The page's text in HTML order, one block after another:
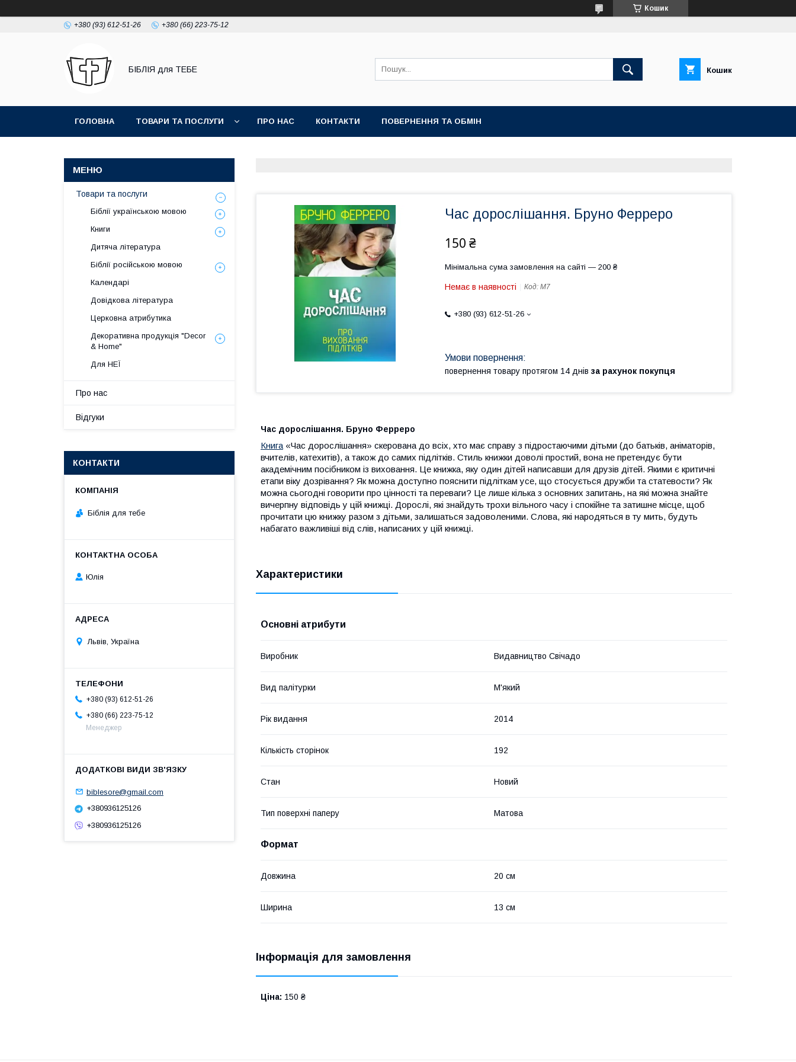
Кошик
+380 (93) 612-51-26 +380 (66) 223-75-12
БІБЛІЯ для ТЕБЕ Кошик
ГОЛОВНА ТОВАРИ ТА ПОСЛУГИ ПРО НАС КОНТАКТИ ПОВЕРНЕННЯ ТА ОБМІН
Час дорослішання. Бруно Ферреро
150 ₴
Мінімальна сума замовлення на сайті — 200 ₴
Немає в наявності Код: М7
+380 (93) 612-51-26
повернення товару протягом 14 днів за рахунок покупця
Час дорослішання. Бруно Ферреро
Книга «Час дорослішання» скерована до всіх, хто має справу з підростаючими дітьми (до батьків, аніматорів,
вчителів, катехитів), а також до самих підлітків. Стиль книжки доволі простий, вона не претендує бути
академічним посібником із виховання. Це книжка, яку один дітей написавши для друзів дітей. Якими є критичні
етапи віку дозрівання? Як можна доступно пояснити підліткам усе, що стосується дружби та статевости? Як
можна сьогодні говорити про цінності та переваги? Це лише кілька з основних запитань, на які можна знайте
вичерпну відповідь у цій книжці. Дорослі, які знайдуть трохи вільного часу і спокійне та затишне місце, щоб
прочитати цю книжку разом з дітьми, залишаться задоволеними. Слова, які народяться в ту мить, будуть
набагато важливіші від слів, написаних у цій книжці.
Характеристики
Основні атрибути
Виробник Видавництво Свічадо
Вид палітурки М'який
Рік видання 2014
Кількість сторінок 192
Стан Новий
Тип поверхні паперу Матова
Формат
Довжина 20 см
Ширина 13 см
Інформація для замовлення
Ціна: 150 ₴
Товари та послуги
Біблії українською мовою
Книги
Дитяча література
Біблії російською мовою
Календарі
Довідкова література
Церковна атрибутика
Декоративна продукція "Decor
& Home"
Для НЕЇ
Про нас
Відгуки
КОНТАКТИ
Біблія для тебе
Юлія
Львів, Україна
+380 (93) 612-51-26
+380 (66) 223-75-12
Менеджер
biblesore@gmail.com
+380936125126
+380936125126